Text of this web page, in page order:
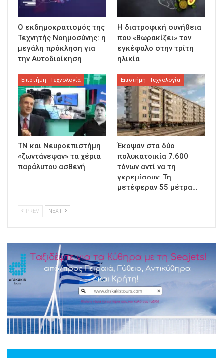
Ο εκδημοκρατισμός της
Τεχνητής Νοημοσύνης: η
μεγάλη πρόκληση για
την Αυτοδιοίκηση
Η διατροφική συνήθεια
που «θωρακίζει» τον
εγκέφαλο στην τρίτη
ηλικία
Επιστήμη _Τεχνολογία
ΤΝ και Νευροεπιστήμη
«ζωντάνεψαν» τα χέρια
παράλυτου ασθενή
Επιστήμη _Τεχνολογία
Έκοψαν στα δύο
πολυκατοικία 7.600
τόνων αντί να τη
γκρεμίσουν: Τη
μετέφεραν 55 μέτρα…
PREV NEXT